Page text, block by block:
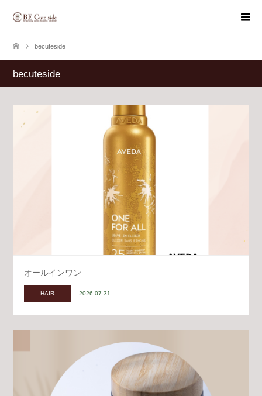
becuteside
becuteside
オールインワン
HAIR 2026.07.31